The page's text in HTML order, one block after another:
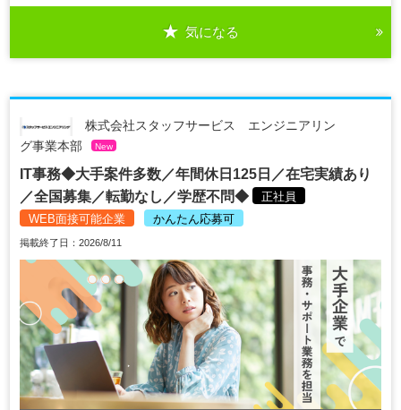
気になる
株式会社スタッフサービス エンジニアリン
グ事業本部
New
IT事務◆大手案件多数／年間休日125日／在宅実績あり
／全国募集／転勤なし／学歴不問◆
正社員
WEB面接可能企業
かんたん応募可
掲載終了日：2026/8/11